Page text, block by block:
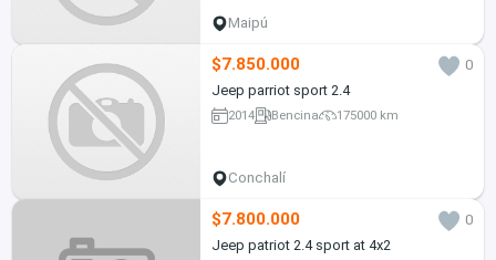
Maipú
$7.850.000
0
Jeep parriot sport 2.4
2014 Bencina 175000 km
Conchalí
$7.800.000
0
Jeep patriot 2.4 sport at 4x2